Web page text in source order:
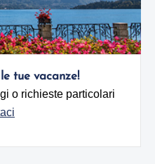
tue vacanze!
o richieste particolari